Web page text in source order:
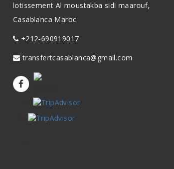
lotissement Al moustakba sidi maarouf,
Casablanca Maroc
+212-690919017
transfertcasablanca@gmail.com